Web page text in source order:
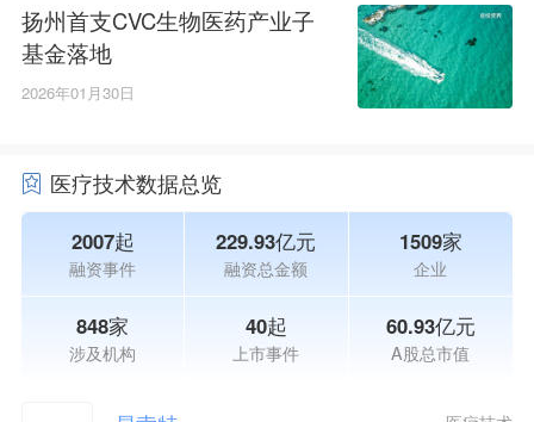
扬州首支CVC生物医药产业子
基金落地
2026年01月30日
医疗技术数据总览
2007起
融资事件
229.93亿元
融资总金额
1509家
企业
848家
涉及机构
40起
上市事件
60.93亿元
A股总市值